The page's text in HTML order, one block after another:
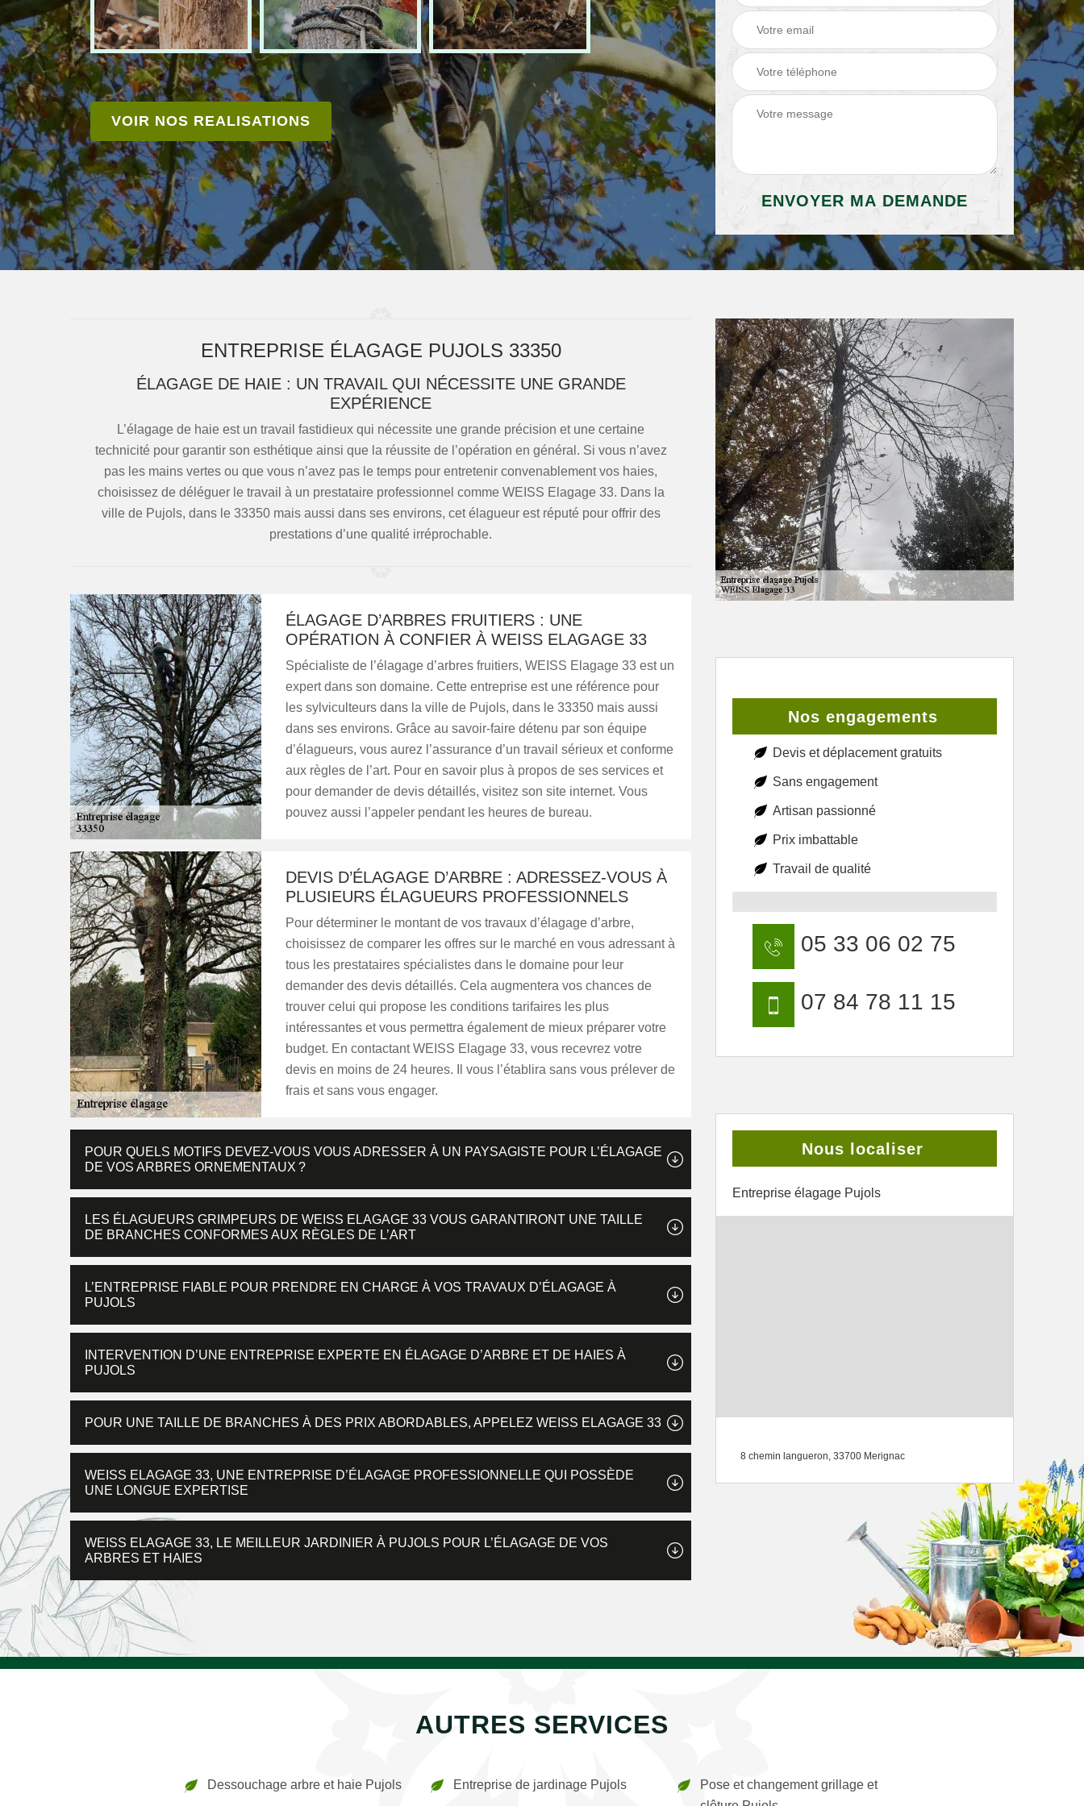
VOIR NOS REALISATIONS
ENTREPRISE ÉLAGAGE PUJOLS 33350
ÉLAGAGE DE HAIE : UN TRAVAIL QUI NÉCESSITE UNE GRANDE
EXPÉRIENCE
L’élagage de haie est un travail fastidieux qui nécessite une grande précision et une certaine
technicité pour garantir son esthétique ainsi que la réussite de l’opération en général. Si vous n’avez
pas les mains vertes ou que vous n’avez pas le temps pour entretenir convenablement vos haies,
choisissez de déléguer le travail à un prestataire professionnel comme WEISS Elagage 33. Dans la
ville de Pujols, dans le 33350 mais aussi dans ses environs, cet élagueur est réputé pour offrir des
prestations d’une qualité irréprochable.
ÉLAGAGE D’ARBRES FRUITIERS : UNE
OPÉRATION À CONFIER À WEISS ELAGAGE 33
Spécialiste de l’élagage d’arbres fruitiers, WEISS Elagage 33 est un
expert dans son domaine. Cette entreprise est une référence pour
les sylviculteurs dans la ville de Pujols, dans le 33350 mais aussi
dans ses environs. Grâce au savoir-faire détenu par son équipe
d’élagueurs, vous aurez l’assurance d’un travail sérieux et conforme
aux règles de l’art. Pour en savoir plus à propos de ses services et
pour demander de devis détaillés, visitez son site internet. Vous
pouvez aussi l’appeler pendant les heures de bureau.
DEVIS D’ÉLAGAGE D’ARBRE : ADRESSEZ-VOUS À
PLUSIEURS ÉLAGUEURS PROFESSIONNELS
Pour déterminer le montant de vos travaux d’élagage d’arbre,
choisissez de comparer les offres sur le marché en vous adressant à
tous les prestataires spécialistes dans le domaine pour leur
demander des devis détaillés. Cela augmentera vos chances de
trouver celui qui propose les conditions tarifaires les plus
intéressantes et vous permettra également de mieux préparer votre
budget. En contactant WEISS Elagage 33, vous recevrez votre
devis en moins de 24 heures. Il vous l’établira sans vous prélever de
frais et sans vous engager.
POUR QUELS MOTIFS DEVEZ-VOUS VOUS ADRESSER À UN PAYSAGISTE POUR L’ÉLAGAGE
DE VOS ARBRES ORNEMENTAUX ?
LES ÉLAGUEURS GRIMPEURS DE WEISS ELAGAGE 33 VOUS GARANTIRONT UNE TAILLE
DE BRANCHES CONFORMES AUX RÈGLES DE L’ART
L’ENTREPRISE FIABLE POUR PRENDRE EN CHARGE À VOS TRAVAUX D’ÉLAGAGE À
PUJOLS
INTERVENTION D’UNE ENTREPRISE EXPERTE EN ÉLAGAGE D’ARBRE ET DE HAIES À
PUJOLS
POUR UNE TAILLE DE BRANCHES À DES PRIX ABORDABLES, APPELEZ WEISS ELAGAGE 33
WEISS ELAGAGE 33, UNE ENTREPRISE D’ÉLAGAGE PROFESSIONNELLE QUI POSSÈDE
UNE LONGUE EXPERTISE
WEISS ELAGAGE 33, LE MEILLEUR JARDINIER À PUJOLS POUR L’ÉLAGAGE DE VOS
ARBRES ET HAIES
Nos engagements
Devis et déplacement gratuits
Sans engagement
Artisan passionné
Prix imbattable
Travail de qualité
05 33 06 02 75
07 84 78 11 15
Nous localiser
Entreprise élagage Pujols
8 chemin langueron, 33700 Merignac
AUTRES SERVICES
Dessouchage arbre et haie Pujols Entreprise de jardinage Pujols
Pose et changement grillage et